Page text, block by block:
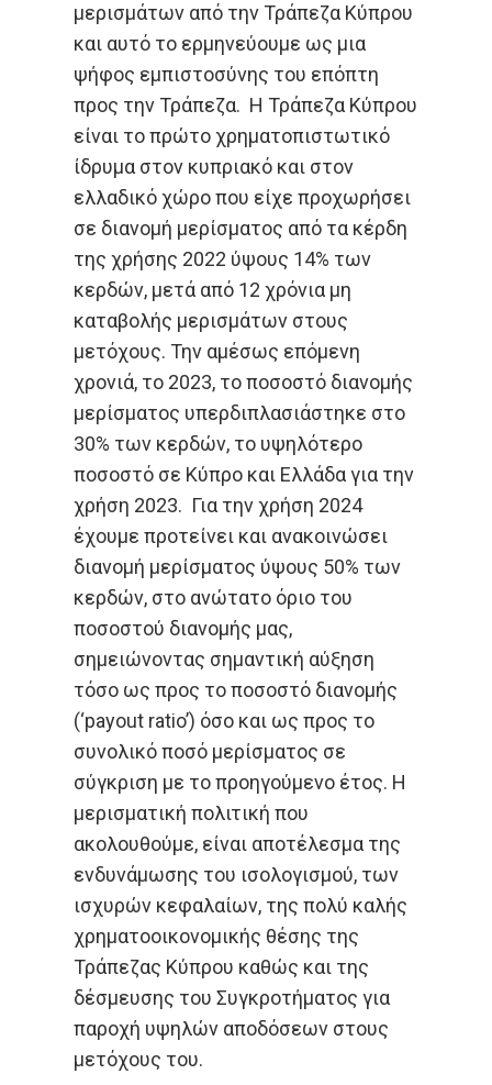
μερισμάτων από την Τράπεζα Κύπρου
και αυτό το ερμηνεύουμε ως μια
ψήφος εμπιστοσύνης του επόπτη
προς την Τράπεζα. Η Τράπεζα Κύπρου
είναι το πρώτο χρηματοπιστωτικό
ίδρυμα στον κυπριακό και στον
ελλαδικό χώρο που είχε προχωρήσει
σε διανομή μερίσματος από τα κέρδη
της χρήσης 2022 ύψους 14% των
κερδών, μετά από 12 χρόνια μη
καταβολής μερισμάτων στους
μετόχους. Την αμέσως επόμενη
χρονιά, το 2023, το ποσοστό διανομής
μερίσματος υπερδιπλασιάστηκε στο
30% των κερδών, το υψηλότερο
ποσοστό σε Κύπρο και Ελλάδα για την
χρήση 2023. Για την χρήση 2024
έχουμε προτείνει και ανακοινώσει
διανομή μερίσματος ύψους 50% των
κερδών, στο ανώτατο όριο του
ποσοστού διανομής μας,
σημειώνοντας σημαντική αύξηση
τόσο ως προς το ποσοστό διανομής
(‘payout ratio’) όσο και ως προς το
συνολικό ποσό μερίσματος σε
σύγκριση με το προηγούμενο έτος. Η
μερισματική πολιτική που
ακολουθούμε, είναι αποτέλεσμα της
ενδυνάμωσης του ισολογισμού, των
ισχυρών κεφαλαίων, της πολύ καλής
χρηματοοικονομικής θέσης της
Τράπεζας Κύπρου καθώς και της
δέσμευσης του Συγκροτήματος για
παροχή υψηλών αποδόσεων στους
μετόχους του.